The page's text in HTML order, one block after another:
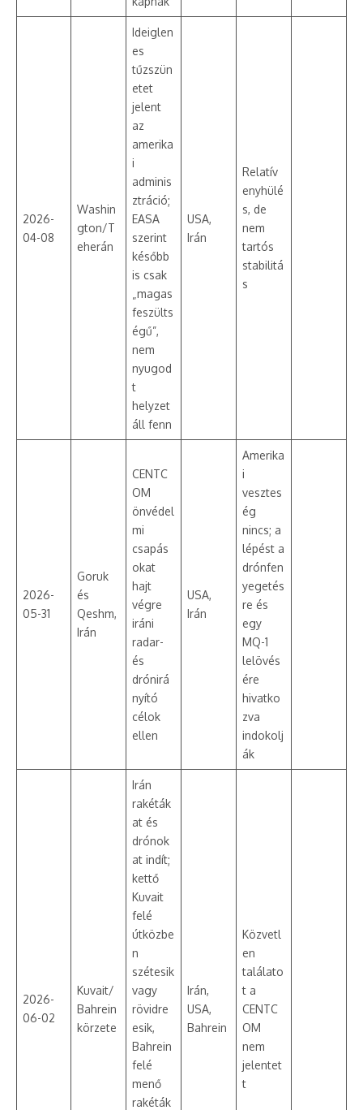
2026-
04-08
Washin
gton/T
eherán
Ideiglen
es
tűzszün
etet
jelent
az
amerika
i
adminis
ztráció;
EASA
szerint
később
is csak
„magas
feszülts
égű”,
nem
nyugod
t
helyzet
áll fenn
USA,
Irán
Relatív
enyhülé
s, de
nem
tartós
stabilitá
s
2026-
05-31
Goruk
és
Qeshm,
Irán
CENTC
OM
önvédel
mi
csapás
okat
hajt
végre
iráni
radar-
és
drónirá
nyító
célok
ellen
USA,
Irán
Amerika
i
vesztes
ég
nincs; a
lépést a
drónfen
yegetés
re és
egy
MQ-1
lelövés
ére
hivatko
zva
indokolj
ák
2026-
06-02
Kuvait/
Bahrein
körzete
Irán
rakéták
at és
drónok
at indít;
kettő
Kuvait
felé
útközbe
n
szétesik
vagy
rövidre
esik,
Bahrein
felé
menő
rakéták
Irán,
USA,
Bahrein
Közvetl
en
találato
t a
CENTC
OM
nem
jelentet
t